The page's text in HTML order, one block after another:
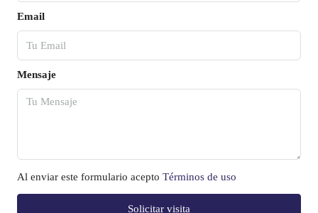
Email
Mensaje
Al enviar este formulario acepto Términos de uso
Solicitar visita